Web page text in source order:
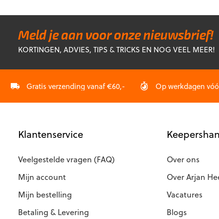
Deze
optie
kan
op
optie
kan
gekozen
de
Meld je aan voor onze nieuwsbrief!
KORTINGEN, ADVIES, TIPS & TRICKS EN NOG VEEL MEER!
Gratis verzending vanaf €60,-
Op werkdagen
Klantenservice
Veelgestelde vragen (FAQ)
Mijn account
Mijn bestelling
Betaling & Levering
Over ons
Over Arjan
Vacatures
Blogs